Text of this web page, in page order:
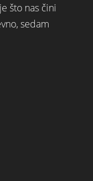
što nas čini
sedam